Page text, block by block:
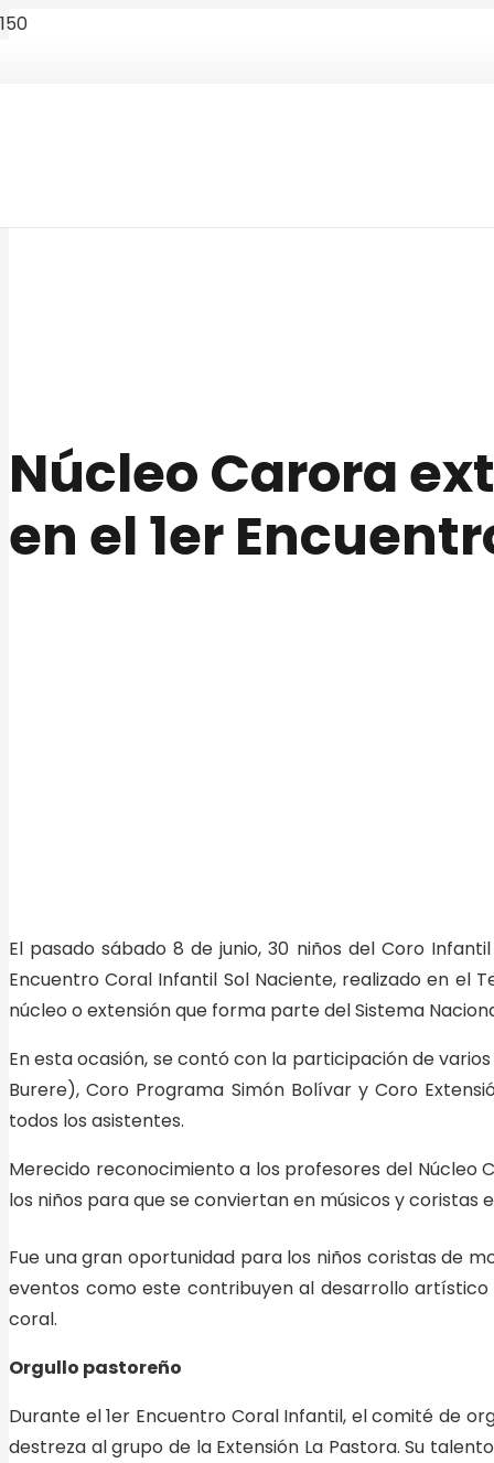
Núcleo Carora
en el 1er
El pasado sábado 8 de junio, 30 niños del Coro
Encuentro Coral Infantil Sol Naciente, realizado en
núcleo o extensión que forma parte del Sistema
En esta ocasión, se contó con la participación de
Burere), Coro Programa Simón Bolívar y Coro
todos los asistentes.
Merecido reconocimiento a los profesores del Núcleo
los niños para que se conviertan en músicos y
Fue una gran oportunidad para los niños coristas de
eventos como este contribuyen al desarrollo
coral.
Orgullo pastoreño
Durante el 1er Encuentro Coral Infantil, el comité de
destreza al grupo de la Extensión La Pastora. Su